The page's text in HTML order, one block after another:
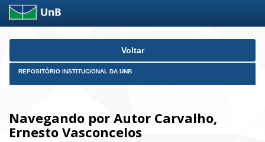
Skip
Voltar
REPOSITÓRIO INSTITUCIONAL DA UNB
Navegando por Autor Carvalho,
Ernesto Vasconcelos